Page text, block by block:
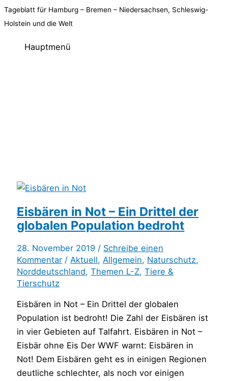
Tageblatt für Hamburg – Bremen – Niedersachsen, Schleswig-
Holstein und die Welt
Hauptmenü
Eisbären in Not – Ein Drittel der
globalen Population bedroht
28. November 2019 / Schreibe einen
Kommentar / Aktuell, Allgemein, Naturschutz,
Norddeutschland,Themen L-Z,Tiere &
Tierschutz
Eisbären in Not – Ein Drittel der globalen
Population ist bedroht! Die Zahl der Eisbären ist
in vier Gebieten auf Talfahrt. Eisbären in Not –
Eisbär ohne Eis Der WWF warnt: Eisbären in
Not! Dem Eisbären geht es in einigen Regionen
deutliche schlechter, als noch vor einigen